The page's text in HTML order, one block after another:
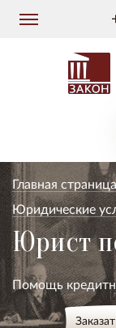
Главная страница
Юридические
Юрист
Помощь